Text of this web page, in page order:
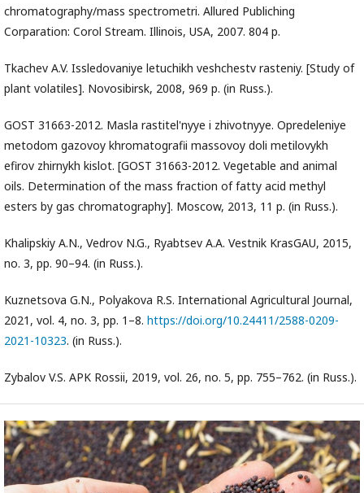
chromatography/mass spectrometri. Allured Publiching
Corparation: Corol Stream. Illinois, USA, 2007. 804 p.
Tkachev A.V. Issledovaniye letuchikh veshchestv rasteniy. [Study of
plant volatiles]. Novosibirsk, 2008, 969 p. (in Russ.).
GOST 31663-2012. Masla rastitel'nyye i zhivotnyye. Opredeleniye
metodom gazovoy khromatografii massovoy doli metilovykh
efirov zhirnykh kislot. [GOST 31663-2012. Vegetable and animal
oils. Determination of the mass fraction of fatty acid methyl
esters by gas chromatography]. Moscow, 2013, 11 p. (in Russ.).
Khalipskiy A.N., Vedrov N.G., Ryabtsev A.A. Vestnik KrasGAU, 2015,
no. 3, pp. 90–94. (in Russ.).
Kuznetsova G.N., Polyakova R.S. International Agricultural Journal,
2021, vol. 4, no. 3, pp. 1–8. https://doi.org/10.24411/2588-0209-
2021-10323. (in Russ.).
Zybalov V.S. APK Rossii, 2019, vol. 26, no. 5, pp. 755–762. (in Russ.).